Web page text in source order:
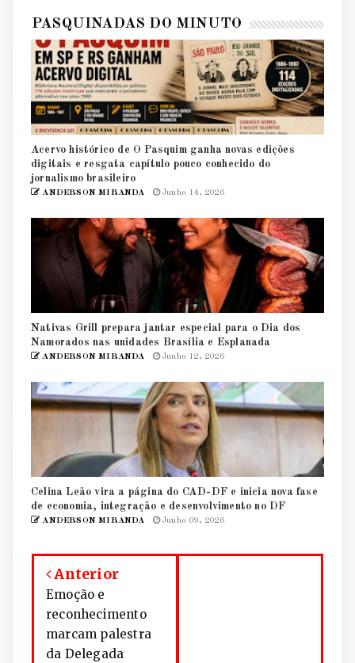
PASQUINADAS DO MINUTO
Acervo histórico de O Pasquim ganha novas edições
digitais e resgata capítulo pouco conhecido do
jornalismo brasileiro
ANDERSON MIRANDA Junho 14, 2026
Nativas Grill prepara jantar especial para o Dia dos
Namorados nas unidades Brasília e Esplanada
ANDERSON MIRANDA Junho 12, 2026
Celina Leão vira a página do CAD-DF e inicia nova fase
de economia, integração e desenvolvimento no DF
ANDERSON MIRANDA Junho 09, 2026
Anterior
Emoção e
reconhecimento
marcam palestra
da Delegada